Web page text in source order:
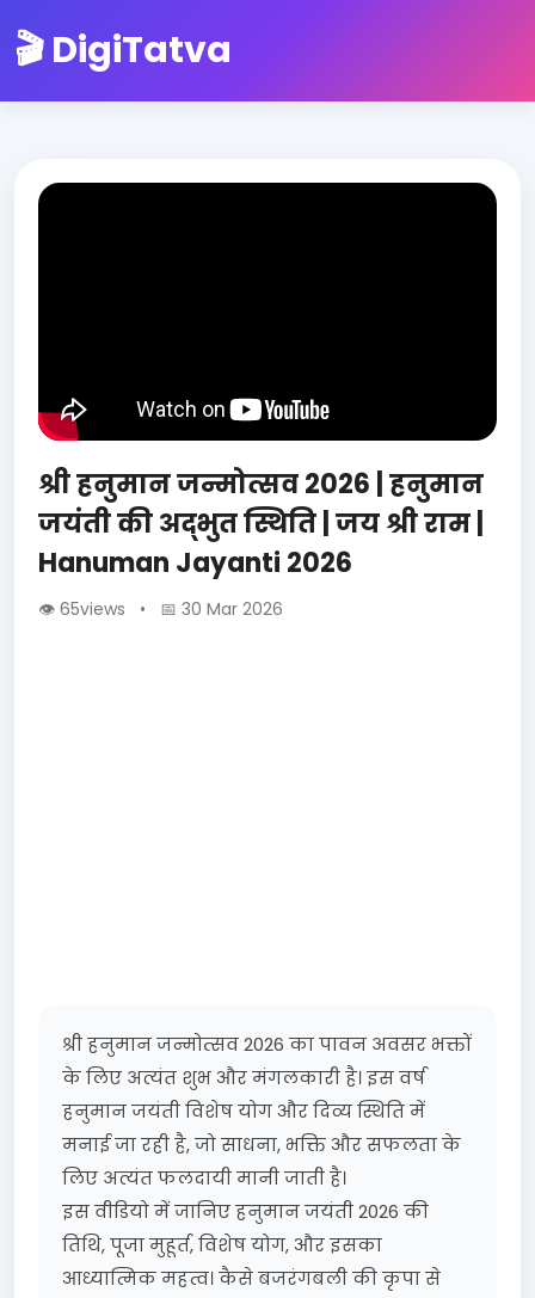
🎬 DigiTatva
श्री हनुमान जन्मोत्सव 2026 | हनुमान
जयंती की अद्भुत स्थिति | जय श्री राम |
Hanuman Jayanti 2026
👁 65views • 📅 30 Mar 2026
श्री हनुमान जन्मोत्सव 2026 का पावन अवसर भक्तों
के लिए अत्यंत शुभ और मंगलकारी है। इस वर्ष
हनुमान जयंती विशेष योग और दिव्य स्थिति में
मनाई जा रही है, जो साधना, भक्ति और सफलता के
लिए अत्यंत फलदायी मानी जाती है।
इस वीडियो में जानिए हनुमान जयंती 2026 की
तिथि, पूजा मुहूर्त, विशेष योग, और इसका
आध्यात्मिक महत्व। कैसे बजरंगबली की कृपा से